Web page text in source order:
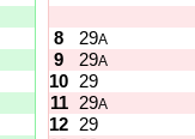
8 29A
9 29A
10 29
11 29A
12 29